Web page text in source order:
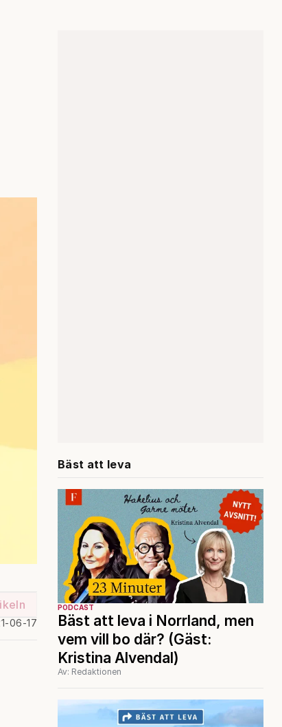
06-17
Bäst att leva
PODCAST
Bäst att leva i Norrland, men
vem vill bo där? (Gäst:
Kristina Alvendal)
Av: Redaktionen